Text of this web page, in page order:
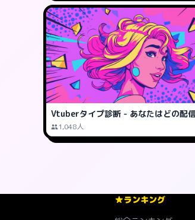
Vtuberタイプ診断 - あなたはどの配
1,048人
ランキング